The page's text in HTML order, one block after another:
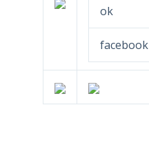
facebook